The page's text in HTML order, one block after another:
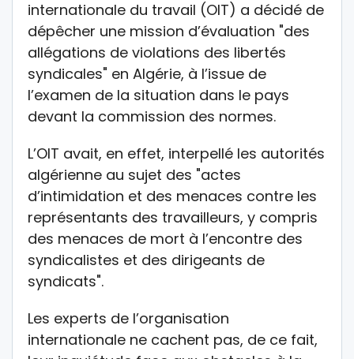
internationale du travail (OIT) a décidé de
dépêcher une mission d’évaluation "des
allégations de violations des libertés
syndicales" en Algérie, à l’issue de
l’examen de la situation dans le pays
devant la commission des normes.
L’OIT avait, en effet, interpellé les autorités
algérienne au sujet des "actes
d’intimidation et des menaces contre les
représentants des travailleurs, y compris
des menaces de mort à l’encontre des
syndicalistes et des dirigeants de
syndicats".
Les experts de l’organisation
internationale ne cachent pas, de ce fait,